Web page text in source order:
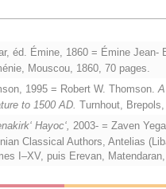
éd. Émine, 1860 = Émine
Mouscou, 1860, 70 pages.
1995 = Robert W. Thomson.
to 1500 AD. Turnhout,
Hayoc‘, 2003- = Zaven
Classical Authors, Antelias
I–XV, puis Erevan,